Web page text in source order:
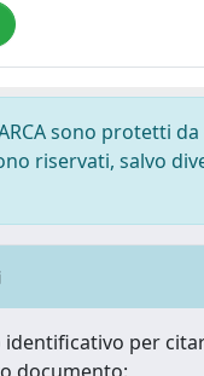
sono protetti
riservati, salvo
identificativo per